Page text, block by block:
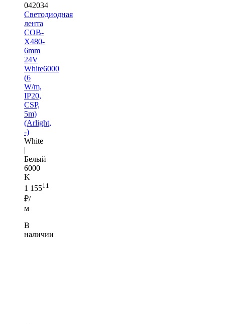
042034
Светодиодная
лента
COB-
X480-
6mm
24V
White6000
(6
W/m,
IP20,
CSP,
5m)
(Arlight,
-)
White
|
Белый
6000
K
1 15511
₽/
м
В
наличии